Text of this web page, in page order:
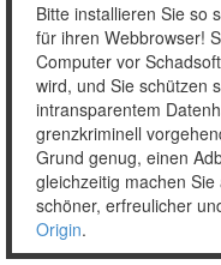
Bitte installieren Sie so
für ihren Webbrowser!
Computer vor
wird, und Sie schützen
intransparentem
grenzkriminell
Grund genug, einen
gleichzeitig machen
schöner, erfreulicher
Origin.